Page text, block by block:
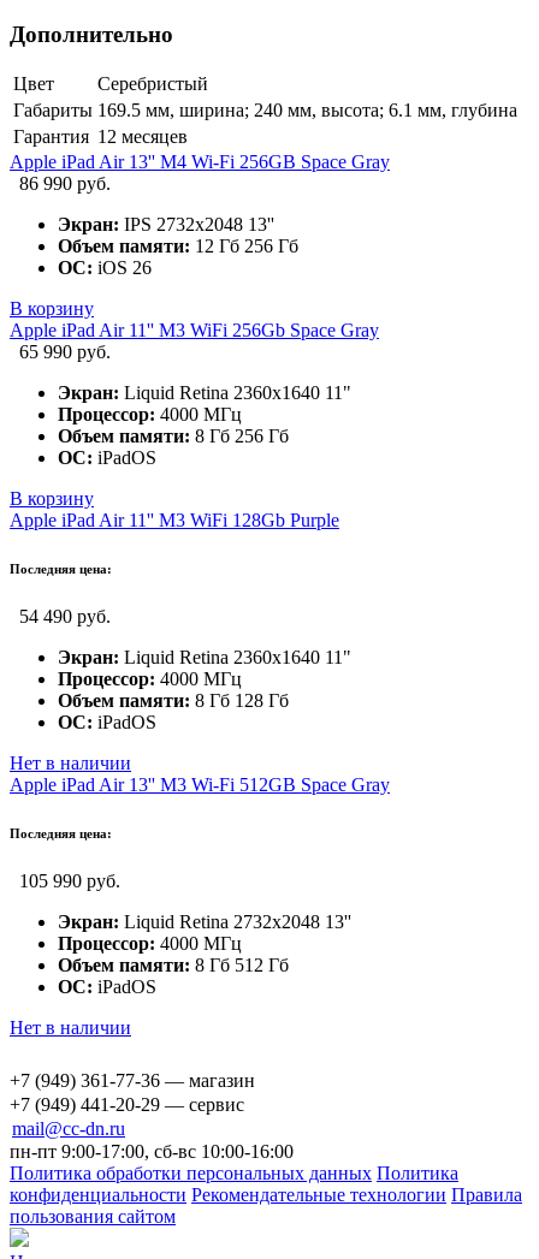
Дополнительно
Цвет
Серебристый
Габариты 169.5 мм, ширина; 240 мм, высота; 6.1 мм, глубина
Гарантия 12 месяцев
Apple iPad Air 13'' M4 Wi-Fi 256GB Space Gray
86 990 руб.
Экран: IPS 2732x2048 13''
Объем памяти: 12 Гб 256 Гб
ОС: iOS 26
В корзину
Apple iPad Air 11'' M3 WiFi 256Gb Space Gray
65 990 руб.
Экран: Liquid Retina 2360x1640 11"
Процессор: 4000 МГц
Объем памяти: 8 Гб 256 Гб
ОС: iPadOS
В корзину
Apple iPad Air 11'' M3 WiFi 128Gb Purple
Последняя цена:
54 490 руб.
Экран: Liquid Retina 2360x1640 11"
Процессор: 4000 МГц
Объем памяти: 8 Гб 128 Гб
ОС: iPadOS
Нет в наличии
Apple iPad Air 13'' M3 Wi-Fi 512GB Space Gray
Последняя цена:
105 990 руб.
Экран: Liquid Retina 2732x2048 13''
Процессор: 4000 МГц
Объем памяти: 8 Гб 512 Гб
ОС: iPadOS
Нет в наличии
+7 (949) 361-77-36 — магазин
+7 (949) 441-20-29 — сервис
mail@cc-dn.ru
пн-пт 9:00-17:00, сб-вс 10:00-16:00
Политика обработки персональных данных Политика
конфиденциальности Рекомендательные технологии Правила
пользования сайтом